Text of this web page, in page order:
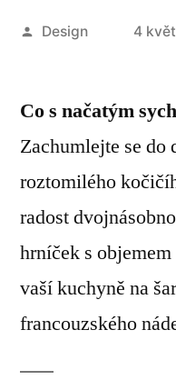
Autor
Design 4
Co s načatým
Zachumlejte se do
roztomilého
radost
hrníček s
vaší kuchyně na
francouzského